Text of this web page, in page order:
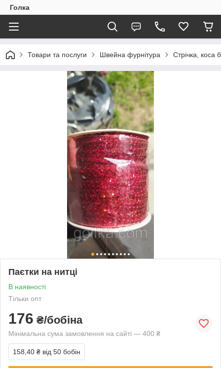
Голка
Товари та послуги Швейна фурнітура Стрічка, коса
Паєтки на нитці
В наявності
Тільки опт
176 ₴/бобіна
Мінімальна сума замовлення на сайті — 400 ₴
158,40 ₴ від 50 бобін